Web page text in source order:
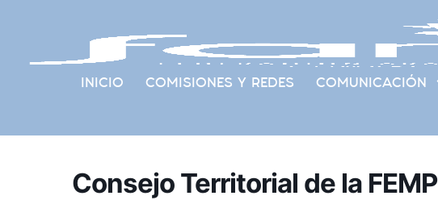
INICIO COMISIONES Y REDES COMUNICACIÓN
Consejo Territorial de la FEMP